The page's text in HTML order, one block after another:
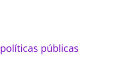
políticas públicas